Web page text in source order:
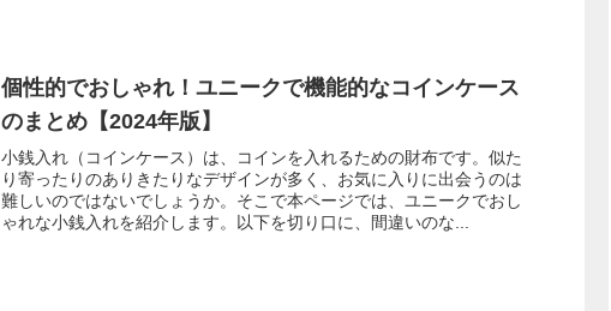
個性的でおしゃれ！ユニークで機能的なコインケース
のまとめ【2024年版】
小銭入れ（コインケース）は、コインを入れるための財布です。似た
り寄ったりのありきたりなデザインが多く、お気に入りに出会うのは
難しいのではないでしょうか。そこで本ページでは、ユニークでおし
ゃれな小銭入れを紹介します。以下を切り口に、間違いのな...